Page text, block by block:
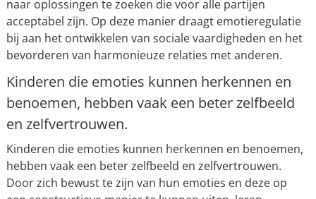
naar oplossingen te zoeken die voor alle partijen
acceptabel zijn. Op deze manier draagt emotieregulatie
bij aan het ontwikkelen van sociale vaardigheden en het
bevorderen van harmonieuze relaties met anderen.
Kinderen die emoties kunnen herkennen en
benoemen, hebben vaak een beter zelfbeeld
en zelfvertrouwen.
Kinderen die emoties kunnen herkennen en benoemen,
hebben vaak een beter zelfbeeld en zelfvertrouwen.
Door zich bewust te zijn van hun emoties en deze op